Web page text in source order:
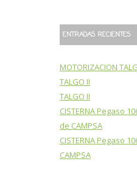
ENTRADAS RECIENTES
MOTORIZACION
TALGO II
TALGO II
CISTERNA Pegaso
de CAMPSA
CISTERNA Pegaso
CAMPSA